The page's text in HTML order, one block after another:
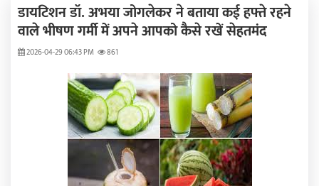
डायटिशन डॉ. अभया जोगलेकर ने बताया कई हफ्ते रहने
वाले भीषण गर्मी में अपने आपको कैसे रखें सेहतमंद
2026-04-29 06:43 PM 861